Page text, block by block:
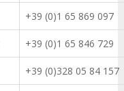
+39 (0)1 65 869 097
+39 (0)1 65 846 729
+39 (0)328 05 84 157